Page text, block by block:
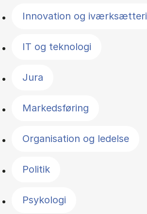
Innovation og iværksætteri
IT og teknologi
Jura
Markedsføring
Organisation og ledelse
Politik
Psykologi